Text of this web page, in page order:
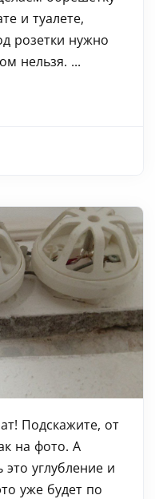
и туалете,
розетки нужно
нельзя. ...
Подскажите, от
на фото. А
углубление и
уже будет по